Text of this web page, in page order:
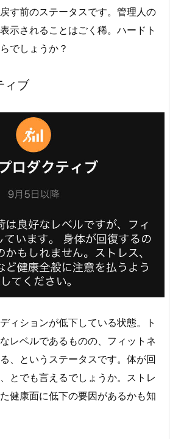
す前のステータスです。管理人の
示されることはごく稀。ハードト
でしょうか？
ブ
ィションが低下している状態。ト
レベルであるものの、フィットネ
、というステータスです。体が回
とでも言えるでしょうか。ストレ
健康面に低下の要因があるかも知